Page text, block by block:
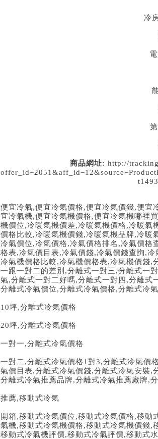
冷
商品網址: http://
便宜冷氣,便宜冷氣價格,便宜冷氣價錢,便宜
宜冷氣機,便宜冷氣機價格,便宜冷氣機哪裡買
機價位,冷暖氣機價差,冷暖氣機價格,冷暖氣
價格比較,冷暖氣機價錢,冷暖氣機品牌,冷暖
冷氣價位,冷氣價格,冷氣價格排名 ,冷氣價格
格表,冷氣價目表,冷氣價錢,冷氣價錢查詢,冷
冷氣機價格比較,冷氣機價格表,冷氣機價錢,
一跟一對二的差別 ,分離式一對三,分離式一
氣,分離式一對二好嗎,分離式一對四 ,分離式
分離式冷氣價位,分離式冷氣價格,分離式冷
10坪,分離式冷氣價格
20坪,分離式冷氣價格
一對一,分離式冷氣價格
一對二 ,分離式冷氣價格1 對3,分離式冷氣價
氣價目表,分離式冷氣價錢,分離式冷氣安裝,
分離式冷氣推薦品牌,分離式冷氣推薦廠牌,
推薦,移動式冷氣
開箱,移動式冷氣價位,移動式冷氣價格,移動
氣機,移動式冷氣機價格,移動式冷氣機價錢,
移動式冷氣機評價,移動式冷氣評價,移動式